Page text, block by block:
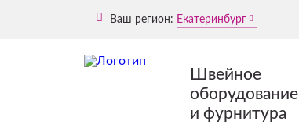
Ваш регион: Екатеринбург
Швейное
оборудование
и фурнитура